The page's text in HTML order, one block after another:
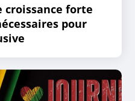
croissance forte
pour